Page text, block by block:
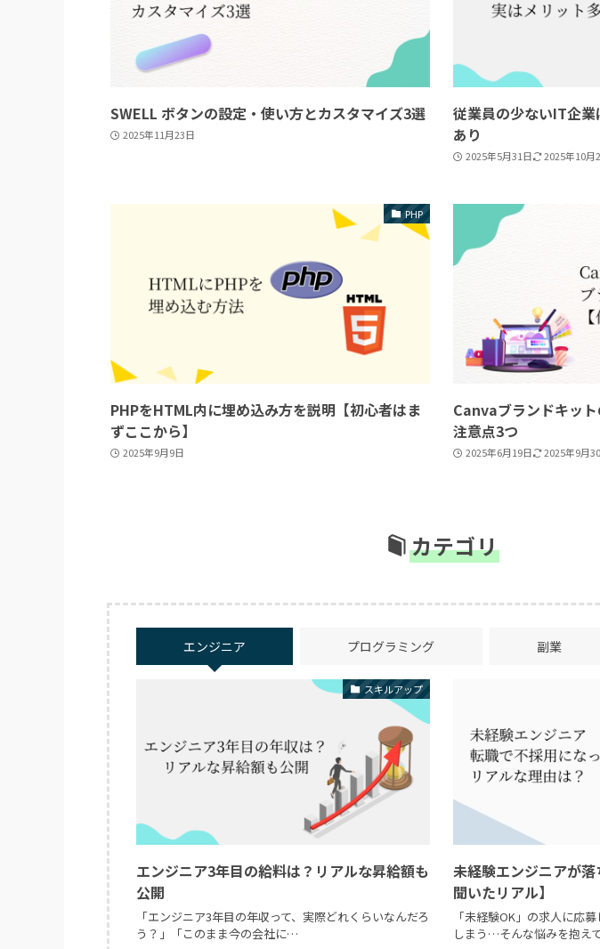
SWELL ボタンの設定・使い方とカスタマイズ3選
2025年11月23日
従業員の少ないIT企
あり
2025年5月31日 2025年10月
PHP
PHPをHTML内に埋め込み方を説明【初心者はま
ずここから】
2025年9月9日
Canvaブランドキッ
注意点3つ
2025年6月19日 2025年9月
カテゴリ
エンジニア プログラミング 副業
スキルアップ
エンジニア3年目の給料は？リアルな昇給額も
公開
「エンジニア3年目の年収って、実際どれくらいなんだろ
う？」「このまま今の会社に…
未経験エンジニアが
聞いたリアル】
「未経験OK」の求人に応
しまう…そんな悩みを抱え